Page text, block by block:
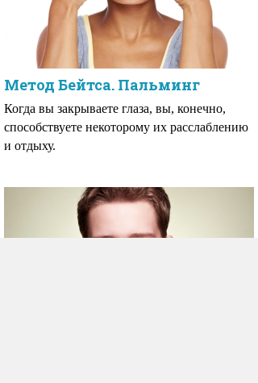
Метод Бейтса. Пальминг
Когда вы закрываете глаза, вы, конечно,
способствуете некоторому их расслаблению
и отдыху.